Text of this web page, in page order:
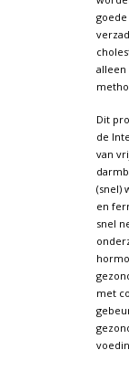
alleen
Dit
de
van
(snel)
en
snel
met